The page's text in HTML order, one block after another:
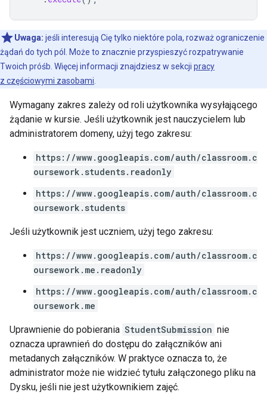
Uwaga: jeśli interesują Cię tylko niektóre pola, rozważ ograniczenie
żądań do tych pól. Może to znacznie przyspieszyć rozpatrywanie
Twoich próśb. Więcej informacji znajdziesz w sekcji pracy
z częściowymi zasobami
Wymagany zakres zależy od roli użytkownika wysyłającego
żądanie w kursie. Jeśli użytkownik jest nauczycielem lub
administratorem domeny, użyj tego zakresu:
https://www.googleapis.com/auth/classroom.c
oursework.students.readonly
https://www.googleapis.com/auth/classroom.c
oursework.students
Jeśli użytkownik jest uczniem, użyj tego zakresu:
https://www.googleapis.com/auth/classroom.c
oursework.me.readonly
https://www.googleapis.com/auth/classroom.c
oursework.me
Uprawnienie do pobierania StudentSubmission nie
oznacza uprawnień do dostępu do załączników ani
metadanych załączników. W praktyce oznacza to, że
administrator może nie widzieć tytułu załączonego pliku na
Dysku, jeśli nie jest użytkownikiem zajęć.